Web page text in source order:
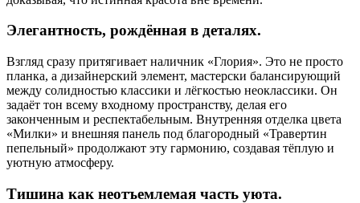
Элегантность, рождённая в деталях.
Взгляд сразу притягивает наличник «Глория». Это не просто
планка, а дизайнерский элемент, мастерски балансирующий
между солидностью классики и лёгкостью неоклассики. Он
задаёт тон всему входному пространству, делая его
законченным и респектабельным. Внутренняя отделка цвета
«Милки» и внешняя панель под благородный «Травертин
пепельный» продолжают эту гармонию, создавая тёплую и
уютную атмосферу.
Тишина как неотъемлемая часть уюта.